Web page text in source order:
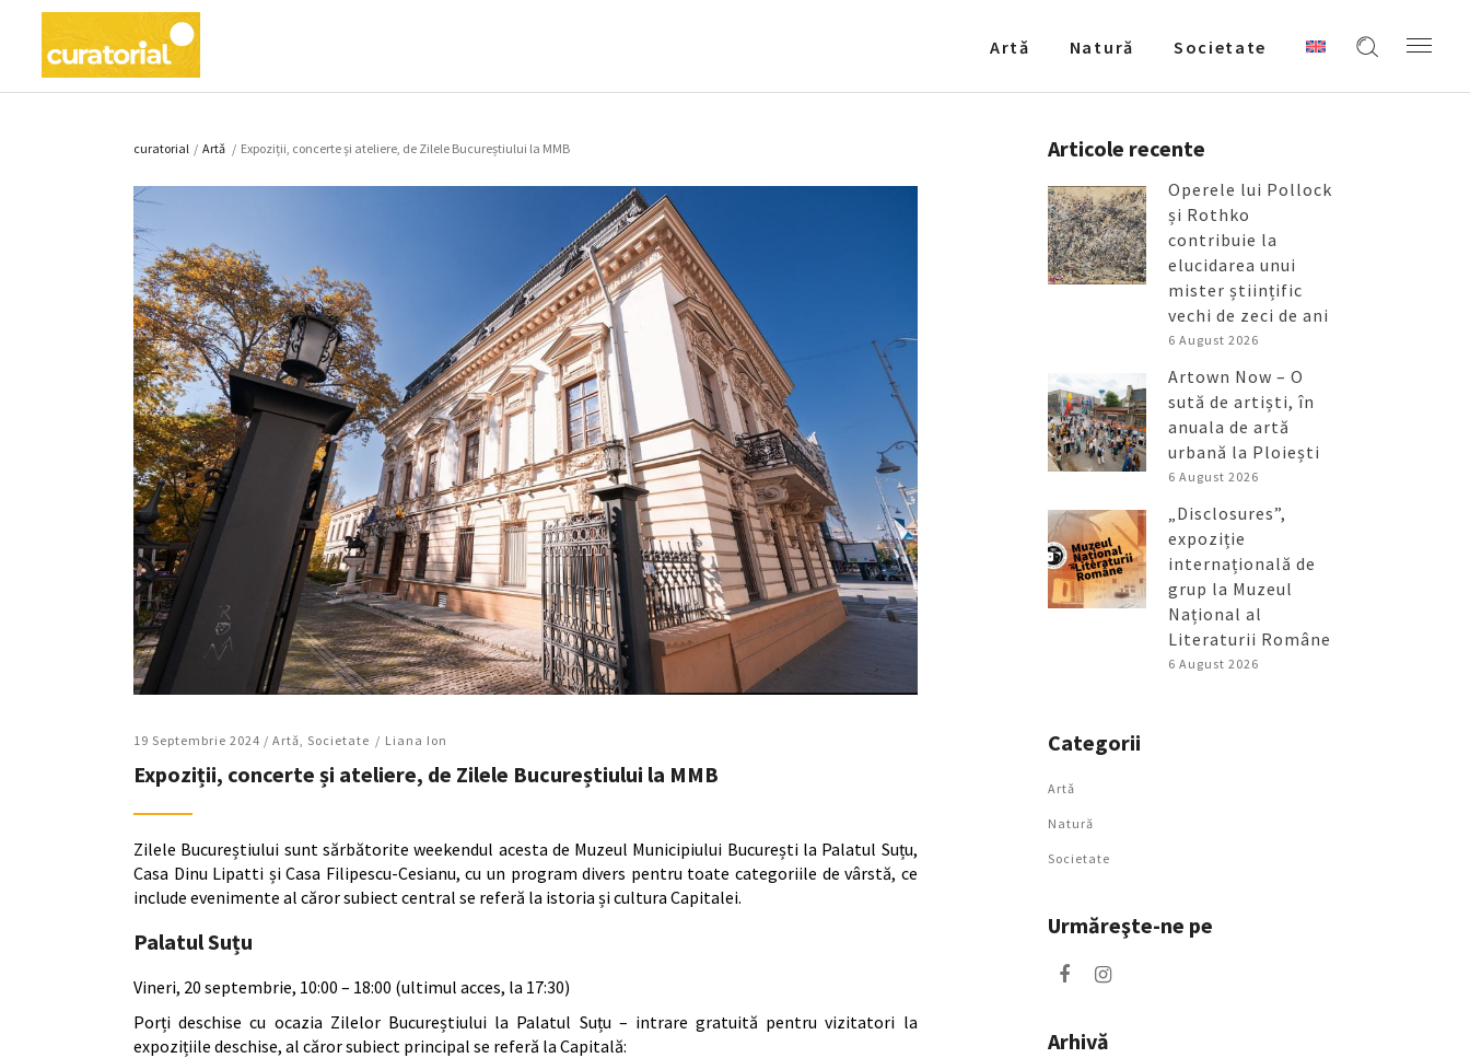
Artǎ Natură Societate
curatorial / Artǎ / Expoziții, concerte și ateliere, de Zilele Bucureștiului la MMB
19 Septembrie 2024 / Artǎ Societate Liana Ion
Expoziții, concerte și ateliere, de Zilele Bucureștiului la MMB
Zilele Bucureștiului sunt sărbătorite weekendul acesta de Muzeul Municipiului București la Palatul Suțu,
Casa Dinu Lipatti și Casa Filipescu-Cesianu, cu un program divers pentru toate categoriile de vârstă, ce
include evenimente al căror subiect central se referă la istoria și cultura Capitalei.
Palatul Suțu
Vineri, 20 septembrie, 10:00 – 18:00 (ultimul acces, la 17:30)
Porți deschise cu ocazia Zilelor Bucureștiului la Palatul Suțu – intrare gratuită pentru vizitatori la
expozițiile deschise, al căror subiect principal se referă la Capitală:
Articole recente
Operele lui Pollock
și Rothko
contribuie la
elucidarea unui
mister științific
vechi de zeci de ani
6 August 2026
Artown Now – O
sută de artiști, în
anuala de artă
urbană la Ploiești
6 August 2026
„Disclosures”,
expoziție
internațională de
grup la Muzeul
Național al
Literaturii Române
6 August 2026
Categorii
Artǎ
Natură
Societate
Urmăreşte-ne pe
Arhivă